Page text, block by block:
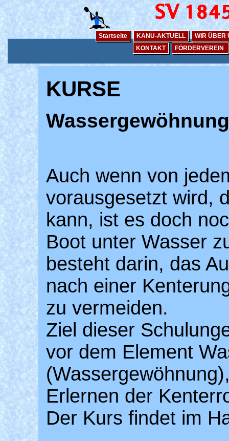
Startseite KANU-AKTUELL
WIR ÜBER
KONTAKT
FÖRDERVEREIN
KURSE
Auch wenn von
vorausgesetzt wird,
kann, ist es doch
Boot unter Wasser
besteht darin, das
nach einer
zu vermeiden.
Ziel dieser
vor dem Element
Erlernen der
Der Kurs findet im